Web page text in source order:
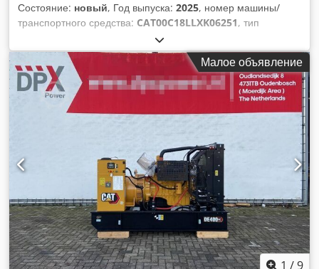
Состояние: новый, Год выпуска: 2025, номер машины/
транспортного средства: CAT00C18LLXK06251, тип
, производитель двигателей:
C18, Назначение: Строительство Dksdpfxowk Au Es Akksr
Собственный вес: 6 934 кг Мощность генератора: 850 кВА
Габариты грузового отсека: 557 x 217 x 240 см
Сертификация CE: да Объем водяного бака: 1 307 л
Свяжитесь с командой DPX для получения дополнительной
Аккумулятор - Панель управления - Стальная крыша -
Цистерна
Малое объявление
1 /9